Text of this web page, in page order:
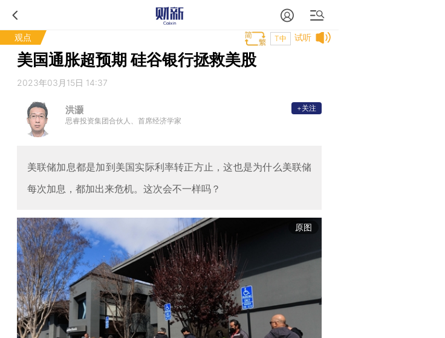
观点 试听
T中
美国通胀超预期 硅谷银行拯救美股
2023年03月15日 14:37
洪灏
思睿投资集团合伙人、首席经济学家
+关注
美联储加息都是加到美国实际利率转正方止，这也是为什么美联储
每次加息，都加出来危机。这次会不一样吗？
原图